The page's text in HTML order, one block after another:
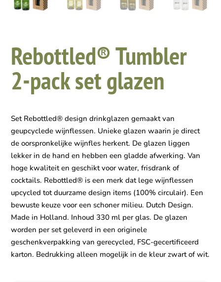
Rebottled® Tumbler
2-pack set glazen
Set Rebottled® design drinkglazen gemaakt van
geupcyclede wijnflessen. Unieke glazen waarin je direct
de oorspronkelijke wijnfles herkent. De glazen liggen
lekker in de hand en hebben een gladde afwerking. Van
hoge kwaliteit en geschikt voor water, frisdrank of
cocktails. Rebottled® is een merk dat lege wijnflessen
upcycled tot duurzame design items (100% circulair). Een
bewuste keuze voor een schoner milieu. Dutch Design.
Made in Holland. Inhoud 330 ml per glas. De glazen
worden per set geleverd in een originele
geschenkverpakking van gerecycled, FSC-gecertificeerd
karton. Bedrukking alleen mogelijk in de kleur zwart of wit.